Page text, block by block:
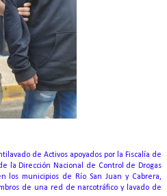
de Activos apoyados por la Fiscalía de
la Dirección Nacional de Control de Drogas
los municipios de Río San Juan y Cabrera,
de una red de narcotráfico y lavado de